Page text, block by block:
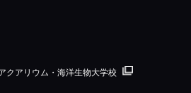
クアリウム・海洋生物大学校